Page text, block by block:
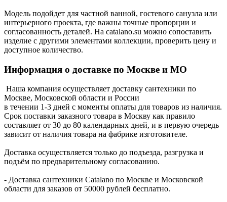
Модель подойдет для частной ванной, гостевого санузла или
интерьерного проекта, где важны точные пропорции и
согласованность деталей. На catalano.su можно сопоставить
изделие с другими элементами коллекции, проверить цену и
доступное количество.
Информация о доставке по Москве и МО
Наша компания осуществляет доставку сантехники по
Москве, Московской области и России
в течении 1-3 дней с моменты оплаты для товаров из наличия.
Срок поставки заказного товара в Москву как правило
составляет от 30 до 80 календарных дней, и в первую очередь
зависит от наличия товара на фабрике изготовителе.
Доставка осуществляется только до подъезда, разгрузка и
подъём по предварительному согласованию.
- Доставка сантехники Catalano по Москве и Московской
области для заказов от 50000 рублей бесплатно.